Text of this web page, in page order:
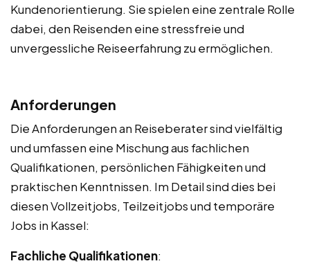
Kundenorientierung. Sie spielen eine zentrale Rolle
dabei, den Reisenden eine stressfreie und
unvergessliche Reiseerfahrung zu ermöglichen.
Anforderungen
Die Anforderungen an Reiseberater sind vielfältig
und umfassen eine Mischung aus fachlichen
Qualifikationen, persönlichen Fähigkeiten und
praktischen Kenntnissen. Im Detail sind dies bei
diesen Vollzeitjobs, Teilzeitjobs und temporäre
Jobs in Kassel:
Fachliche Qualifikationen: